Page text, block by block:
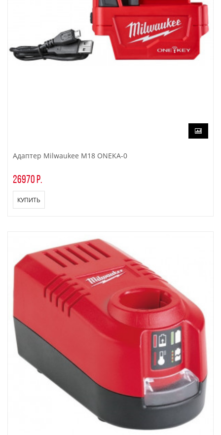
Адаптер Milwaukee M18 ONEKA-0
26970 р.
КУПИТЬ